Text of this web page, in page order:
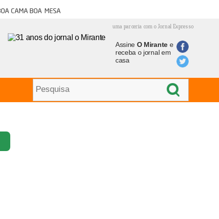
cama boa mesa
uma parceria com o Jornal Expresso
Assine O Mirantee
receba o jornal em
casa